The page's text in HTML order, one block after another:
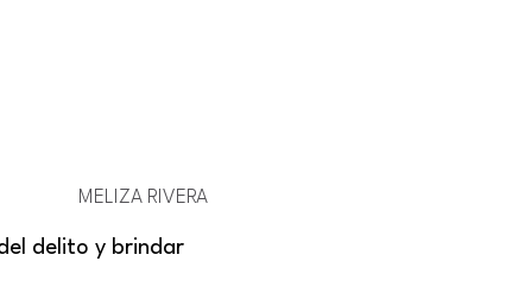
MELIZA RIVERA
delito y brindar